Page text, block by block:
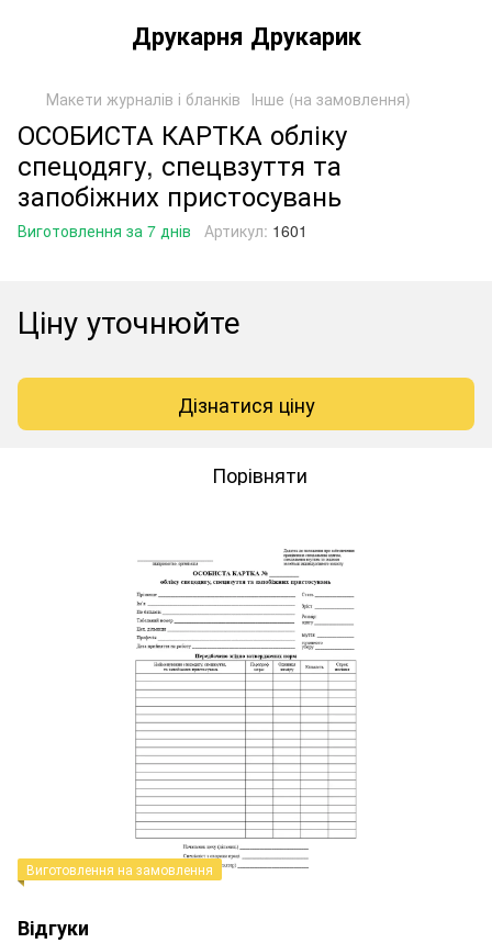
Друкарня Друкарик
Макети журналів і бланків Інше (на замовлення)
ОСОБИСТА КАРТКА обліку
спецодягу, спецвзуття та
запобіжних пристосувань
Виготовлення за 7 днів Артикул: 1601
Ціну уточнюйте
Дізнатися ціну
Порівняти
Виготовлення на замовлення
Відгуки